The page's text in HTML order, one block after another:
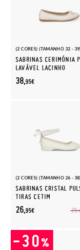
(2 CORES) (TAMANHO 32 -
SABRINAS CERIMÓNIA
LAVÁVEL LACINHO
38,95€
(2 CORES) (TAMANHO 26 -
SABRINAS CRISTAL
TIRAS CETIM
29,
26,95€